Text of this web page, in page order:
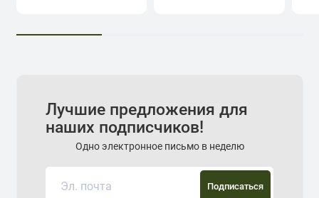
Лучшие предложения для
наших подписчиков!
Одно электронное письмо в неделю
Подписаться